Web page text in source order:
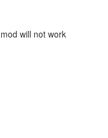
will not work